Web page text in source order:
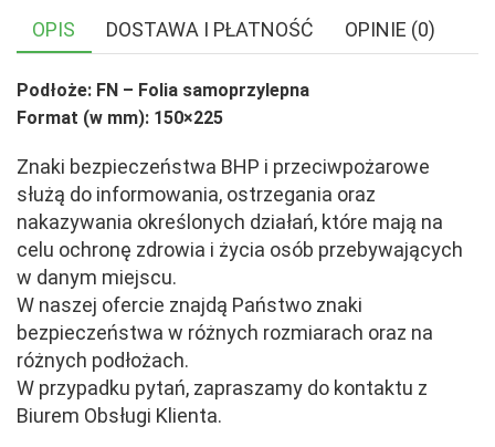
OPIS DOSTAWA I PŁATNOŚĆ OPINIE (0)
Podłoże: FN – Folia samoprzylepna
Format (w mm): 150×225
Znaki bezpieczeństwa BHP i przeciwpożarowe
służą do informowania, ostrzegania oraz
nakazywania określonych działań, które mają na
celu ochronę zdrowia i życia osób przebywających
w danym miejscu.
W naszej ofercie znajdą Państwo znaki
bezpieczeństwa w różnych rozmiarach oraz na
różnych podłożach.
W przypadku pytań, zapraszamy do kontaktu z
Biurem Obsługi Klienta.